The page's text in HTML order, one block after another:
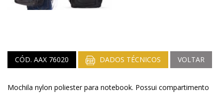
CÓD. AAX 76020 DADOS TÉCNICOS VOLTAR
Mochila nylon poliester para notebook. Possui compartimento